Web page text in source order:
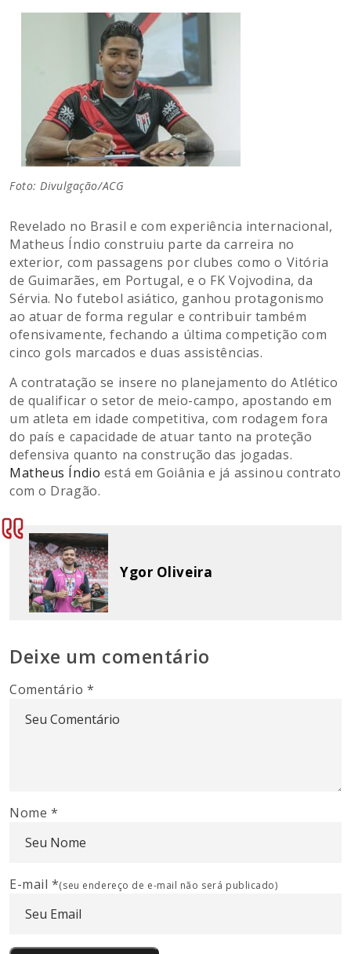
Foto: Divulgação/ACG
Revelado no Brasil e com experiência internacional,
Matheus Índio construiu parte da carreira no
exterior, com passagens por clubes como o Vitória
de Guimarães, em Portugal, e o FK Vojvodina, da
Sérvia. No futebol asiático, ganhou protagonismo
ao atuar de forma regular e contribuir também
ofensivamente, fechando a última competição com
cinco gols marcados e duas assistências.
A contratação se insere no planejamento do Atlético
de qualificar o setor de meio-campo, apostando em
um atleta em idade competitiva, com rodagem fora
do país e capacidade de atuar tanto na proteção
defensiva quanto na construção das jogadas.
Matheus Índio está em Goiânia e já assinou contrato
com o Dragão.
Ygor Oliveira
Deixe um comentário
Comentário*
Nome *
E-mail *(seu endereço de e-mail não será publicado)